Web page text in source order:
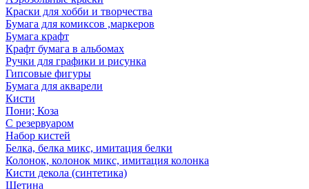
Краски для хобби и творчества
Бумага для комиксов ,маркеров
Бумага крафт
Крафт бумага в альбомах
Ручки для графики и рисунка
Гипсовые фигуры
Бумага для акварели
Кисти
Пони; Коза
С резервуаром
Набор кистей
Белка, белка микс, имитация белки
Колонок, колонок микс, имитация колонка
Кисти декола (синтетика)
Щетина